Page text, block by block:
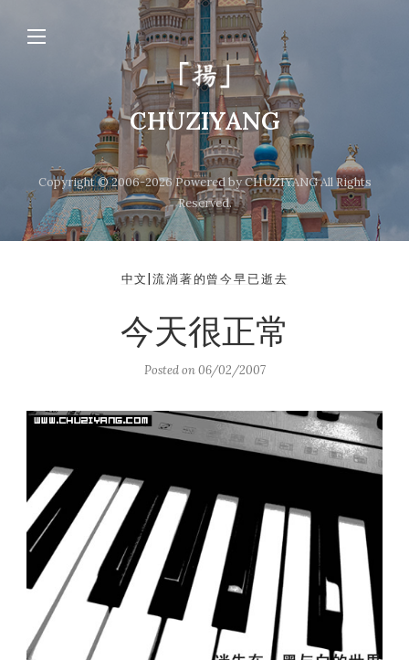
CHUZIYANG
Copyright © 2006-2026 Powered by CHUZIYANG All Rights
Reserved.
中文|流淌著的曾今早已逝去
今天很正常
Posted on06/02/2007